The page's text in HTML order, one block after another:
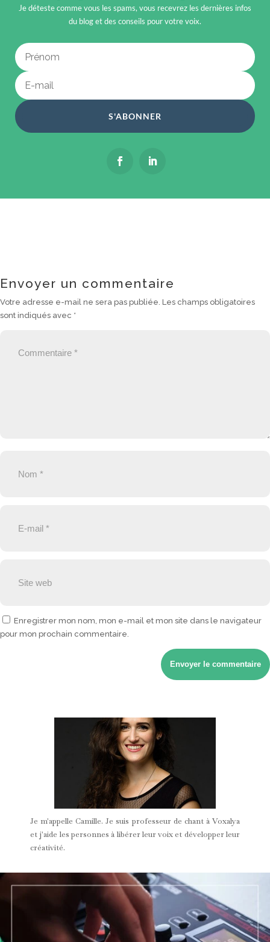
Je déteste comme vous les spams, vous recevrez les dernières infos
du blog et des conseils pour votre voix.
S'ABONNER
Envoyer un commentaire
Votre adresse e-mail ne sera pas publiée. Les champs obligatoires
sont indiqués avec *
Enregistrer mon nom, mon e-mail et mon site dans le navigateur
pour mon prochain commentaire.
Envoyer le commentaire
Je m'appelle Camille. Je suis professeur de chant à Voxalya
et j'aide les personnes à libérer leur voix et développer leur
créativité.